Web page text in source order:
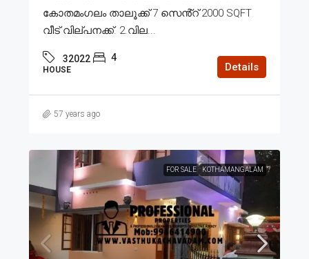
കോതമംഗലം താലൂക്ക് 7 സെൻ്റ് 2000 SQFT
വീട് വില്പനക്ക്. 2.വില...
32022 4
HOUSE Details
57 years ago
FOR SALE KOTHAMANGALAM